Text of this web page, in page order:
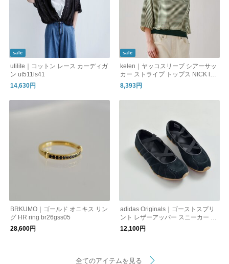
sale
utilite｜コットン レース カーディガ
ン ut511ls41
14,630円
sale
kelen｜ヤッコスリーブ シアーサッ
カー ストライプ トップス NICK lkl2
6sbl2306
8,393円
BRKUMO｜ゴールド オニキス リン
グ HR ring br26gss05
28,600円
adidas Originals｜ゴーストスプリ
ント レザーアッパー スニーカー G
HOST SPRINT BALLET W ghost-s-
b-w
12,100円
全てのアイテムを見る